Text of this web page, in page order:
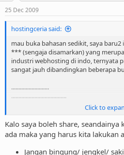
25 Dec 2009
hostingceria said:
mau buka bahasan sedikit, saya
*** (sengaja disamarkan) yang
industri webhosting di indo, ternyata
sangat jauh dibandingkan beberapa
..........................
......................................
saya pikir seharusnya dari *** juga
bukannya menjatuhkan persaingan
kecil2 lainnya.
monggo opini / komentarnya
Click to
Kalo saya boleh share, seandainya
ada maka yang harus kita lakukan
Jangan bingung/ jengkel/